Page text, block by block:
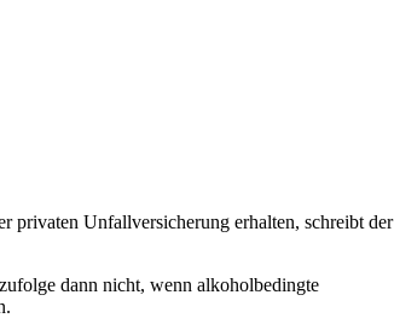
privaten Unfallversicherung erhalten, schreibt der
dann nicht, wenn alkoholbedingte